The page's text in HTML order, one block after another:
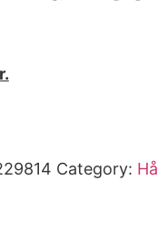
Category: